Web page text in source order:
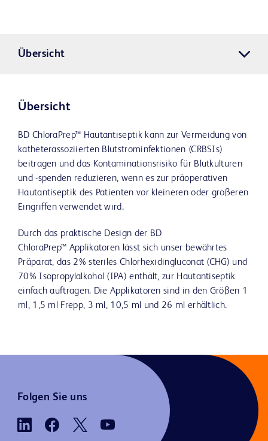
Übersicht
Übersicht
BD ChloraPrep™ Hautantiseptik kann zur Vermeidung von
katheterassoziierten Blutstrominfektionen (CRBSIs)
beitragen und das Kontaminationsrisiko für Blutkulturen
und -spenden reduzieren, wenn es zur präoperativen
Hautantiseptik des Patienten vor kleineren oder größeren
Eingriffen verwendet wird.
Durch das praktische Design der BD
ChloraPrep™ Applikatoren lässt sich unser bewährtes
Präparat, das 2% steriles Chlorhexidingluconat (CHG) und
70% Isopropylalkohol (IPA) enthält, zur Hautantiseptik
einfach auftragen. Die Applikatoren sind in den Größen 1
ml, 1,5 ml Frepp, 3 ml, 10,5 ml und 26 ml erhältlich.
Folgen Sie uns